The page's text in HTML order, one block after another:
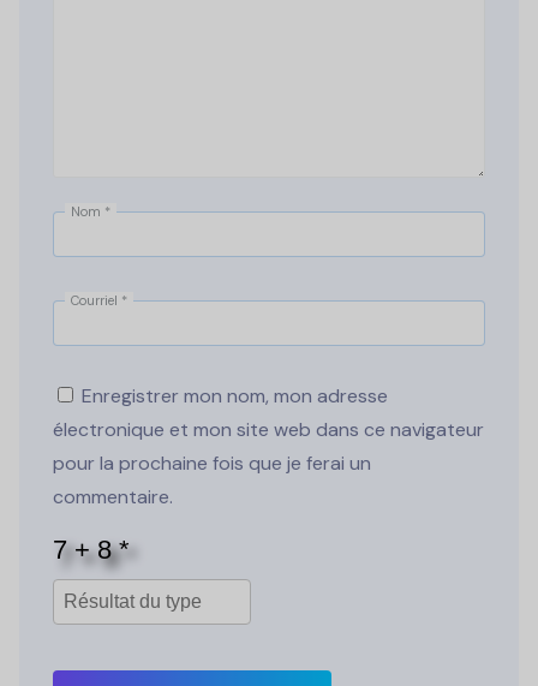
Nom *
Courriel *
Enregistrer mon nom, mon adresse
électronique et mon site web dans ce navigateur
pour la prochaine fois que je ferai un
commentaire.